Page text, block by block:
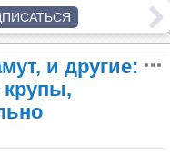
и другие:
крупы,